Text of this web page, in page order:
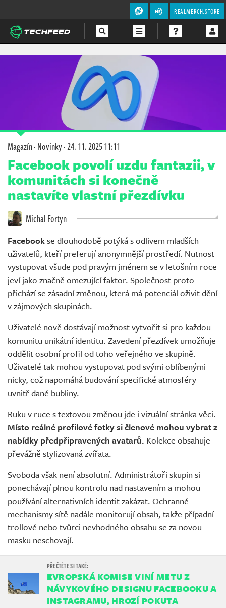
REALMERCH.STORE
Magazín·Novinky·24. 11. 2025 11:11
Facebook povolí uzdu fantazii, v
komunitách si konečně
nastavíte vlastní přezdívku
Michal Fortyn
Facebookse dlouhodobě potýká s odlivem mladších
uživatelů, kteří preferují anonymnější prostředí. Nutnost
vystupovat všude pod pravým jménem se v letošním roce
jeví jako značně omezující faktor. Společnost proto
přichází se zásadní změnou, která má potenciál oživit dění
v zájmových skupinách.
Uživatelé nově dostávají možnost vytvořit si pro každou
komunitu unikátní identitu. Zavedení přezdívek umožňuje
oddělit osobní profil od toho veřejného ve skupině.
Uživatelé tak mohou vystupovat pod svými oblíbenými
nicky, což napomáhá budování specifické atmosféry
uvnitř dané bubliny.
Ruku v ruce s textovou změnou jde i vizuální stránka věci.
Místo reálné profilové fotky si členové mohou vybrat z
nabídky předpřipravených avatarů. Kolekce obsahuje
převážně stylizovaná zvířata.
Svoboda však není absolutní. Administrátoři skupin si
ponechávají plnou kontrolu nad nastavením a mohou
používání alternativních identit zakázat. Ochranné
mechanismy sítě nadále monitorují obsah, takže případní
trollové nebo tvůrci nevhodného obsahu se za novou
masku neschovají.
EVROPSKÁ KOMISE VINÍ METU Z
NÁVYKOVÉHO DESIGNU FACEBOOKU A
INSTAGRAMU, HROZÍ POKUTA